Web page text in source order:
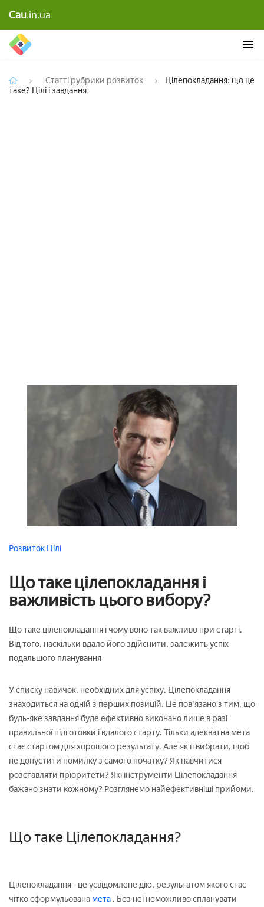
Cau.in.ua
Статті рубрики розвиток
Цілепокладання: що це
таке? Цілі і завдання
Розвиток Цілі
Що таке цілепокладання і
важливість цього вибору?
Що таке цілепокладання і чому воно так важливо при старті.
Від того, наскільки вдало його здійснити, залежить успіх
подальшого планування
У списку навичок, необхідних для успіху, Цілепокладання
знаходиться на одній з перших позицій. Це пов'язано з тим, що
будь-яке завдання буде ефективно виконано лише в разі
правильної підготовки і вдалого старту. Тільки адекватна мета
стає стартом для хорошого результату. Але як її вибрати, щоб
не допустити помилку з самого початку? Як навчитися
розставляти пріоритети? Які інструменти Цілепокладання
бажано знати кожному? Розглянемо найефективніші прийоми.
Що таке Цілепокладання?
Цілепокладання - це усвідомлене дію, результатом якого стає
чітко сформульована мета . Без неї неможливо спланувати